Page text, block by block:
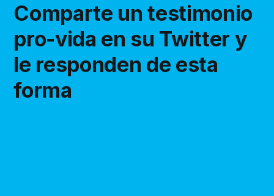
Comparte un testimonio
pro-vida en su Twitter y
le responden de esta
forma